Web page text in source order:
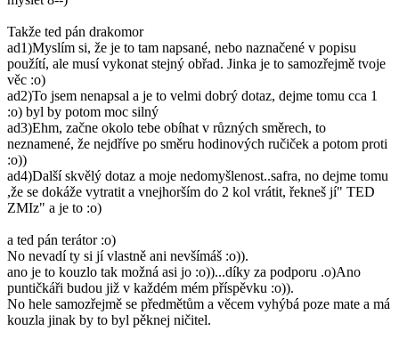
Takže ted pán drakomor
ad1)Myslím si, že je to tam napsané, nebo naznačené v popisu
použítí, ale musí vykonat stejný obřad. Jinka je to samozřejmě tvoje
věc :o)
ad2)To jsem nenapsal a je to velmi dobrý dotaz, dejme tomu cca 1
:o) byl by potom moc silný
ad3)Ehm, začne okolo tebe obíhat v různých směrech, to
neznamené, že nejdříve po směru hodinových ručiček a potom proti
:o))
ad4)Další skvělý dotaz a moje nedomyšlenost..safra, no dejme tomu
,že se dokáže vytratit a vnejhorším do 2 kol vrátit, řekneš jí" TED
ZMIz" a je to :o)
a ted pán terátor :o)
No nevadí ty si jí vlastně ani nevšímáš :o)).
ano je to kouzlo tak možná asi jo :o))...díky za podporu .o)Ano
puntičkáři budou již v každém mém příspěvku :o)).
No hele samozřejmě se předmětům a věcem vyhýbá poze mate a má
kouzla jinak by to byl pěknej ničitel.